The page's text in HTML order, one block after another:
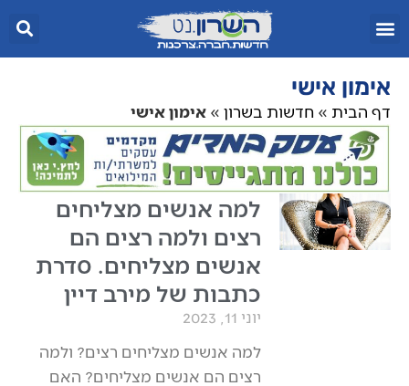
אימון אישי
דף הבית » חדשות בשרון » אימון אישי
למה אנשים מצליחים
רצים ולמה רצים הם
אנשים מצליחים. סדרת
כתבות של מירב דיין
יוני 11, 2023
למה אנשים מצליחים רצים? ולמה
רצים הם אנשים מצליחים? האם